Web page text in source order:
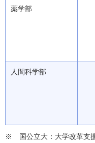
薬学部
人間科学部
国公立大：大学改革支